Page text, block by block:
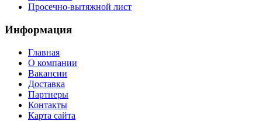
Просечно-вытяжной лист
Информация
Главная
О компании
Вакансии
Доставка
Партнеры
Контакты
Карта сайта